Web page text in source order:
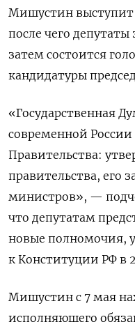
Мишустин
после чего
затем состоится
кандидатуры
«Государственная
современной
Правительства:
правительства, его
министров», —
что депутатам
новые полномочия,
к Конституции РФ в
Мишустин с 7 мая
исполняющего